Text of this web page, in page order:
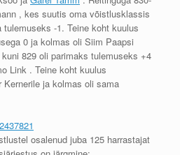
, kes suutis oma võistlusklassis
-1. Teine koht kuulus
0 ja kolmas oli Siim Paapsi
829 oli parimaks tulemuseks +4
Link . Teine koht kuulus
ja kolmas oli sama
osalenud juba 125 harrastajat